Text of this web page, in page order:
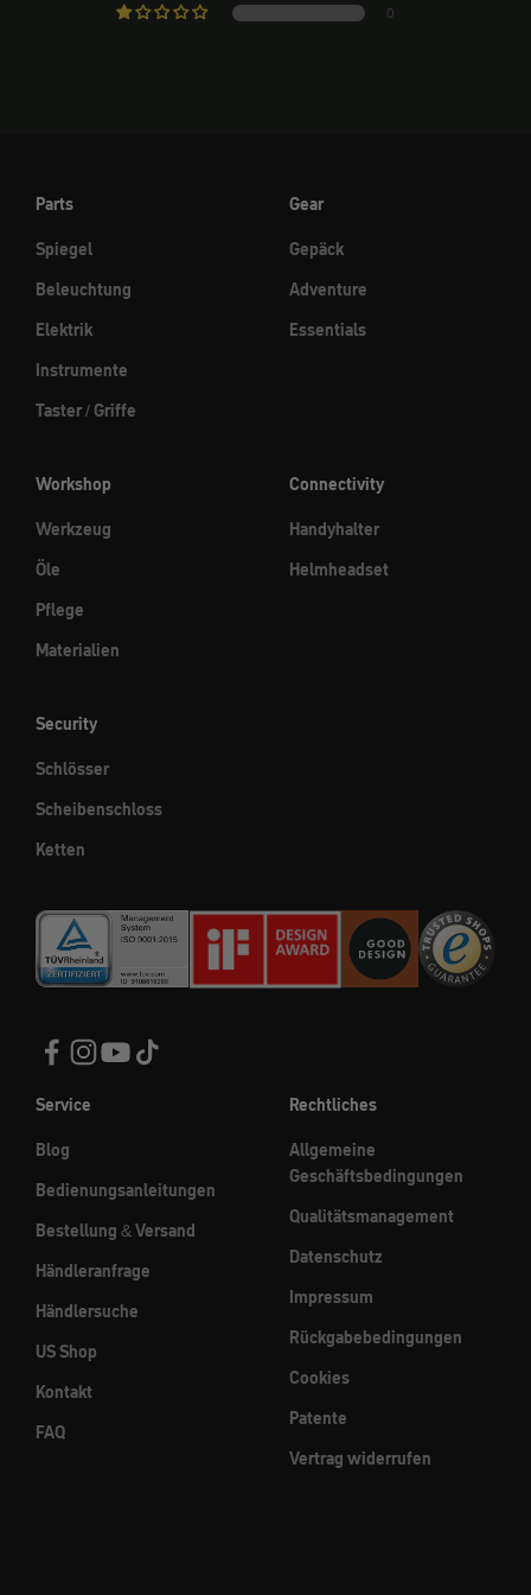
0
Parts
Spiegel
Beleuchtung
Elektrik
Instrumente
Taster / Griffe
Gear
Gepäck
Adventure
Essentials
Workshop
Werkzeug
Öle
Pflege
Materialien
Connectivity
Handyhalter
Helmheadset
Security
Schlösser
Scheibenschloss
Ketten
Service
Blog
Bedienungsanleitungen
Bestellung & Versand
Händleranfrage
Händlersuche
US Shop
Kontakt
FAQ
Rechtliches
Allgemeine
Geschäftsbedingungen
Qualitätsmanagement
Datenschutz
Impressum
Rückgabebedingungen
Cookies
Patente
Vertrag widerrufen